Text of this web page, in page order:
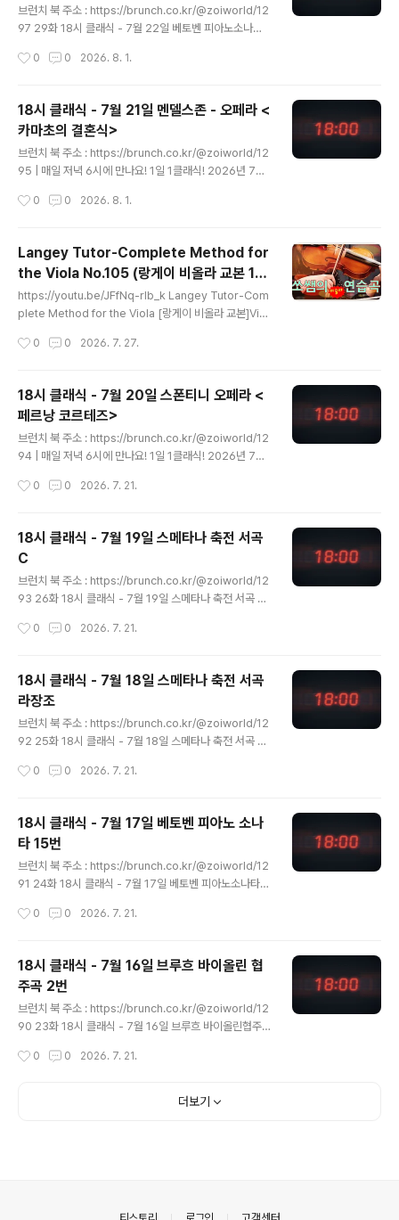
dJMb9g5powp/nw0RA2hpVdy0lDcQUgnZl1/im
g.jpg?width=635&height=360&face..
브런치 북 주소 : https://brunch.co.kr/@zoiworld/12
97 29화 18시 클래식 - 7월 22일 베토벤 피아노소나타 1
녁 6시에 만나요! 1일 1클래식! 2026년 7월 22일, 18시
을 만나보겠습니다. https://youtu.be/3jhMXbrunch.c
o.kr 매일 저녁 6시에 만나요! 1일 1클래식!2026년 7월
22일, 18시 클래식에서는 베토벤의 중기 피아노 소나타의
첫 번째 곡을 만나보겠습니다. https://youtu.be/3jhMX
zeH48Q?si=xRBwz9p1E-OOE6sJ 곡명 : 피아노 소
0 0 2026. 8. 1.
18시 클래식 - 7월 21일 멘델스존 - 오페라 <
카마초의 결혼식>
브런치 북 주소 : https://brunch.co.kr/@zoiworld/12
95 | 매일 저녁 6시에 만나요! 1일 1클래식! 2026년 7월
라를 함께 감상하며 제대로 평가를 하는 시간" data-og-
="https://brunch.co.kr/@zoiworld/1295" data-o
g-image="https://scrap.kakaocdn.net/dn/bpnm1
F/dJMb9llluur/SXzCXpcV7cMK6hqbvo8GCK/im
g.jpg?width=635&height=360&face=0_..
0 0 2026. 8. 1.
Langey Tutor-Complete Method for
the Viola No.105 (랑게이 비올라 교본 10
5번)
https://youtu.be/JFfNq-rlb_k Langey Tutor-Com
plete Method for the Viola [랑게이 비올라 교본]Viol
습곡의 105번째 연습곡은 Exercise for the change o
속에서 1포지션과 2포지션을 넘나드는 연습이 쉽지는 않
겠지만, 각활로 연습하여 정확한 음정을 익힌 후에 2개, 3
개, 4개.. 이런 식으로 한 활에 넣는 음의 양을 늘리며 연습
을 하다보면 부드럽게 음을 연주할 수 있을 것입니다.
0 0 2026. 7. 27.
18시 클래식 - 7월 20일 스폰티니 오페라 <
페르낭 코르테즈>
브런치 북 주소 : https://brunch.co.kr/@zoiworld/12
94 | 매일 저녁 6시에 만나요! 1일 1클래식! 2026년 7월
토대로 완성된 오페라를 만나보겠습니다. https:/" data-
tps://brunch.co.kr/@zoiworld/1294" data-og-url
="https://brunch.co.kr/@zoiworld/1294" data-o
g-image="https://scrap.kakaocdn.net/dn/jKsXp/
dJMb8QMpbn9/SCoI0z1ZNA7hFAfzgqRF1K/im
g.jpg?width=635&height=360&fac..
0 0 2026. 7. 21.
18시 클래식 - 7월 19일 스메타나 축전 서곡
C
브런치 북 주소 : https://brunch.co.kr/@zoiworld/12
93 26화 18시 클래식 - 7월 19일 스메타나 축전 서곡 C1
시에 만나요! 1일 1클래식! 2026년 7월 19일, 18시 클래
겠습니다. https://youtu.be/kbB97TCFOMobrunch.
co.kr 매일 저녁 6시에 만나요! 1일 1클래식!2026년 7월
19일, 18시 클래식에서는 지난 시간에 이어 또 하나의 축
전 서곡을 만나보겠습니다. https://youtu.be/kbB97T
CFOMo?si=zD5DRl96QvnFIev9 곡명 : 축전 서곡 다
0 0 2026. 7. 21.
18시 클래식 - 7월 18일 스메타나 축전 서곡
라장조
브런치 북 주소 : https://brunch.co.kr/@zoiworld/12
92 25화 18시 클래식 - 7월 18일 스메타나 축전 서곡 D1
에 만나요! 1일 1클래식! 2026년 7월 18일, 18시 클래식
를 만나보겠습니다. https://youtu.bbrunch.co.kr 매일
저녁 6시에 만나요! 1일 1클래식!2026년 7월 18일, 18시
클래식에서는 체코 민족주의 작곡가가 작곡한 축전 서곡
중 하나를 만나보겠습니다. https://youtu.be/MxTRkBt
HmUc?si=3_lBf69Fc6kFpcBM 곡명 : 축전 서곡 라장
0 0 2026. 7. 21.
18시 클래식 - 7월 17일 베토벤 피아노 소나
타 15번
브런치 북 주소 : https://brunch.co.kr/@zoiworld/12
91 24화 18시 클래식 - 7월 17일 베토벤 피아노소나타 1
시에 만나요! 1일 1클래식! 2026년 7월 17일, 18시 클래
이 담긴 피아노 소나타를 만나brunch.co.kr 매일 저녁 6
시에 만나요! 1일 1클래식!2026년 7월 17일, 18시 클래
식에서는 피아노와 자연을 너무나 사랑했던 작곡가의 마음
이 담긴 피아노 소나타를 만나보겠습니다. https://youtu.
be/v5JOE60kQBQ?si=kdU9AYf7HHuroRgo 곡명
0 0 2026. 7. 21.
18시 클래식 - 7월 16일 브루흐 바이올린 협
주곡 2번
브런치 북 주소 : https://brunch.co.kr/@zoiworld/12
90 23화 18시 클래식 - 7월 16일 브루흐 바이올린협주
저녁 6시에 만나요! 1일 1클래식! 2026년 7월 16일, 18
진가를 많이 인정받지 못한 바이올린brunch.co.kr 매일
0 0 2026. 7. 21.
더보기